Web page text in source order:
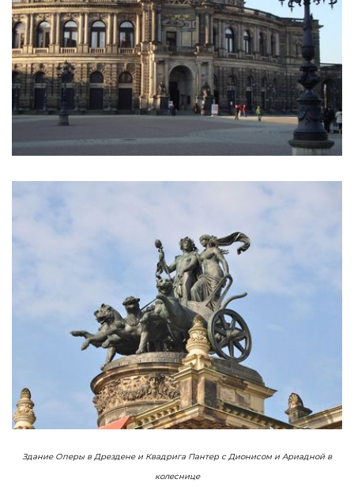
Здание Оперы в Дрездене и Квадрига Пантер с Дионисом и Ариадной в
колеснице